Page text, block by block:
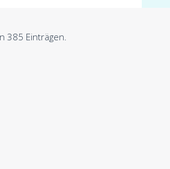
385 Einträgen.